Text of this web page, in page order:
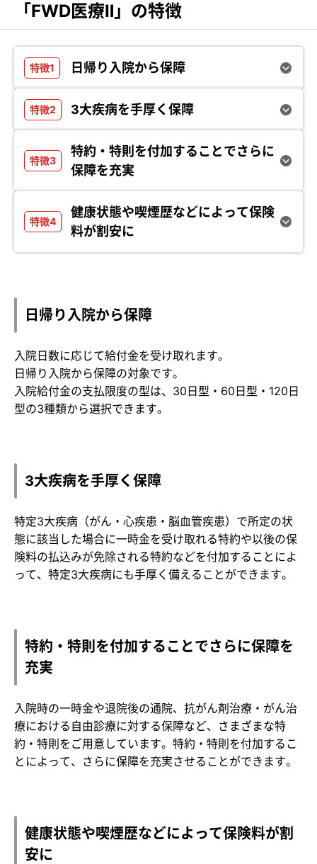
「FWD医療Ⅱ」の特徴
日帰り入院から保障
3大疾病を手厚く保障
特約・特則を付加することでさらに
保障を充実
健康状態や喫煙歴などによって保険
料が割安に
日帰り入院から保障
入院日数に応じて給付金を受け取れます。
日帰り入院から保障の対象です。
入院給付金の支払限度の型は、30日型・60日型・120日
型の3種類から選択できます。
3大疾病を手厚く保障
特定3大疾病（がん・心疾患・脳血管疾患）で所定の状
態に該当した場合に一時金を受け取れる特約や以後の保
険料の払込みが免除される特約などを付加することによ
って、特定3大疾病にも手厚く備えることができます。
特約・特則を付加することでさらに保障を
充実
入院時の一時金や退院後の通院、抗がん剤治療・がん治
療における自由診療に対する保障など、さまざまな特
約・特則をご用意しています。特約・特則を付加するこ
とによって、さらに保障を充実させることができます。
健康状態や喫煙歴などによって保険料が割
安に